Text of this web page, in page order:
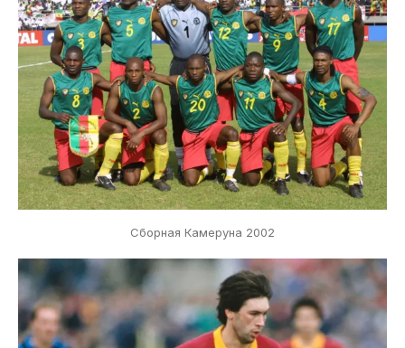
Сборная Камеруна 2002